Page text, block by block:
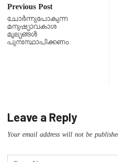
Previous Post
ചോർന്നുപോകുന്ന
മനുഷ്യാവകാശ
മൂല്യങ്ങൾ
പുനഃസ്ഥാപിക്കണം
Leave a Reply
Your email address will not be